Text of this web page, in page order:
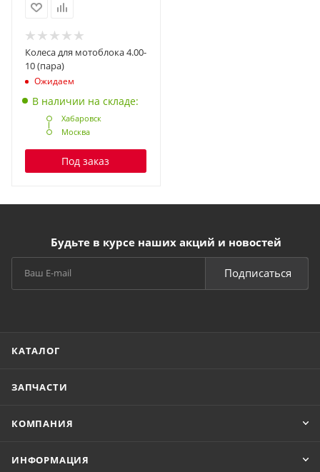
Колеса для мотоблока 4.00-
10 (пара)
Ожидаем
В наличии на складе:
Хабаровск
Москва
Под заказ
Будьте в курсе наших акций и новостей
Подписаться
КАТАЛОГ
ЗАПЧАСТИ
КОМПАНИЯ
ИНФОРМАЦИЯ